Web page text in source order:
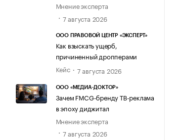
Мнение эксперта
7 августа 2026
ООО ПРАВОВОЙ ЦЕНТР «ЭКСПЕРТ»
Как взыскать ущерб,
причиненный дропперами
Кейс
7 августа 2026
ООО «МЕДИА-ДОКТОР»
Зачем FMCG-бренду ТВ-реклама
в эпоху диджитал
Мнение эксперта
7 августа 2026